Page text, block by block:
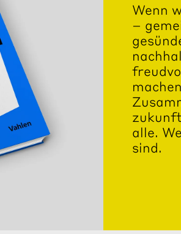
Wenn
–
alle.
sind.